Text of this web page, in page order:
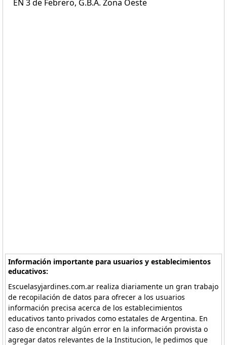
EN 3 de Febrero, G.B.A. Zona Oeste
Información importante para usuarios y establecimientos
educativos:
Escuelasyjardines.com.ar realiza diariamente un gran trabajo
de recopilación de datos para ofrecer a los usuarios
información precisa acerca de los establecimientos
educativos tanto privados como estatales de Argentina. En
caso de encontrar algún error en la información provista o
agregar datos relevantes de la Institucion, le pedimos que